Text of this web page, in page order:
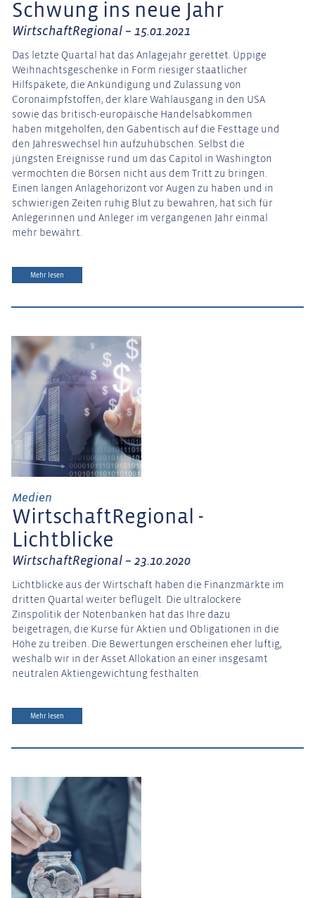
Schwung ins neue Jahr
WirtschaftRegional – 15.01.2021
Das letzte Quartal hat das Anlagejahr gerettet. Üppige
Weihnachtsgeschenke in Form riesiger staatlicher
Hilfspakete, die Ankündigung und Zulassung von
Coronaimpfstoffen, der klare Wahlausgang in den USA
sowie das britisch-europäische Handelsabkommen
haben mitgeholfen, den Gabentisch auf die Festtage und
den Jahreswechsel hin aufzuhübschen. Selbst die
jüngsten Ereignisse rund um das Capitol in Washington
vermochten die Börsen nicht aus dem Tritt zu bringen.
Einen langen Anlagehorizont vor Augen zu haben und in
schwierigen Zeiten ruhig Blut zu bewahren, hat sich für
Anlegerinnen und Anleger im vergangenen Jahr einmal
mehr bewährt.
Mehr lesen
Medien
WirtschaftRegional -
Lichtblicke
WirtschaftRegional – 23.10.2020
Lichtblicke aus der Wirtschaft haben die Finanzmärkte im
dritten Quartal weiter beflügelt. Die ultralockere
Zinspolitik der Notenbanken hat das Ihre dazu
beigetragen, die Kurse für Aktien und Obligationen in die
Höhe zu treiben. Die Bewertungen erscheinen eher luftig,
weshalb wir in der Asset Allokation an einer insgesamt
neutralen Aktiengewichtung festhalten.
Mehr lesen